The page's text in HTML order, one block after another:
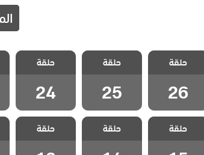
مسلسل عزيز
الحلقة 26
حلقة
26
مسلسل عزيز
الحلقة 25
حلقة
25
مسلسل عزيز
الحلقة 24
حلقة
24
مسلسل عزيز
الحلقة 15
حلقة
مسلسل عزيز
الحلقة 14
حلقة
مسلسل عزيز
الحلقة 13
حلقة